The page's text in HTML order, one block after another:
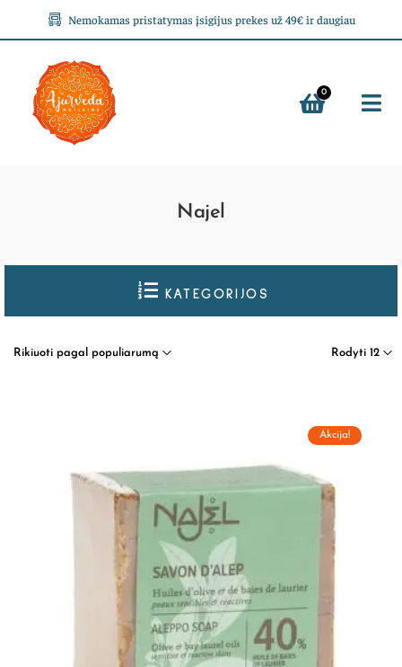
Nemokamas pristatymas įsigijus prekes už 49€ ir daugiau
0
Najel
KATEGORIJOS
Rodyti 12
Rikiuoti pagal populiarumą
Akcija!